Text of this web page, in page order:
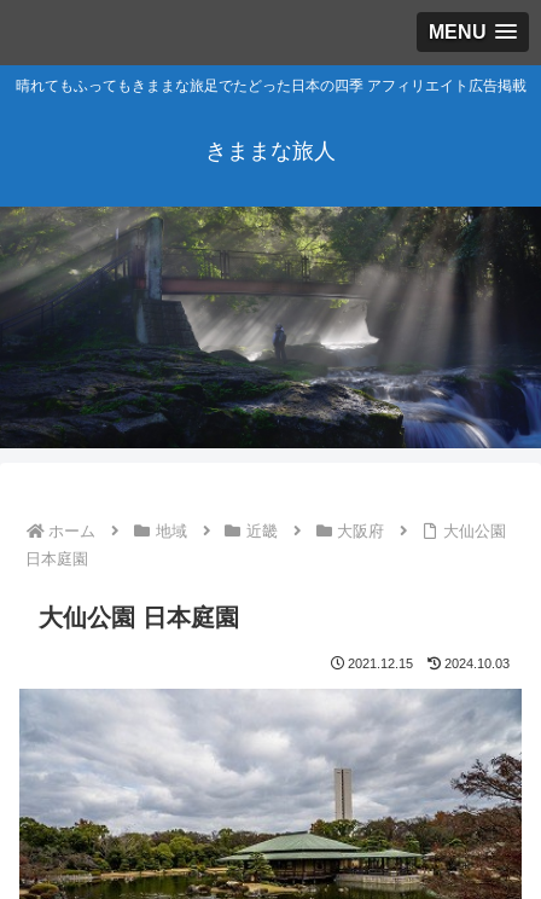
MENU
晴れてもふってもきままな旅足でたどった日本の四季 アフィリエイト広告掲載
きままな旅人
ホーム 地域 近畿 大阪府
大仙公園
日本庭園
大仙公園 日本庭園
2021.12.15 2024.10.03